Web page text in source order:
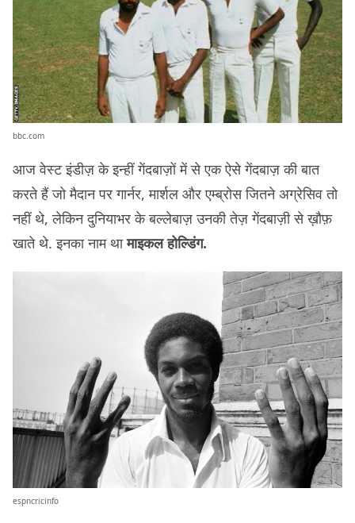
bbc.com
आज वेस्ट इंडीज़ के इन्हीं गेंदबाज़ों में से एक ऐसे गेंदबाज़ की बात
करते हैं जो मैदान पर गार्नर, मार्शल और एम्ब्रोस जितने अग्रेसिव तो
नहीं थे, लेकिन दुनियाभर के बल्लेबाज़ उनकी तेज़ गेंदबाज़ी से ख़ौफ़
खाते थे. इनका नाम थामाइकल होल्डिंग.
espncricinfo